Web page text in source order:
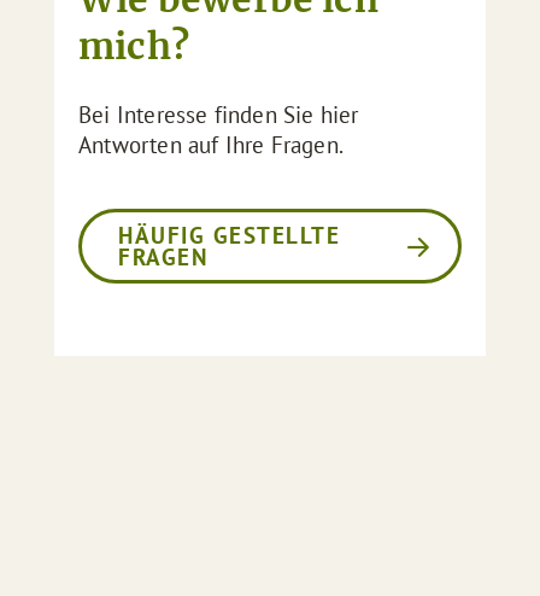
mich?
Bei Interesse finden Sie hier
Antworten auf Ihre Fragen.
HÄUFIG GESTELLTE
FRAGEN